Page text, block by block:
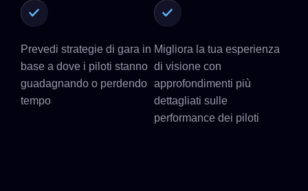
Prevedi strategie di gara in
base a dove i piloti stanno
guadagnando o perdendo
tempo
Migliora la tua esperienza
di visione con
approfondimenti più
dettagliati sulle
performance dei piloti